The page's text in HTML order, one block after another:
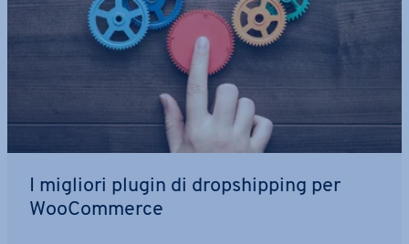
I migliori plugin di drop­ship­ping per
Woo­Com­mer­ce